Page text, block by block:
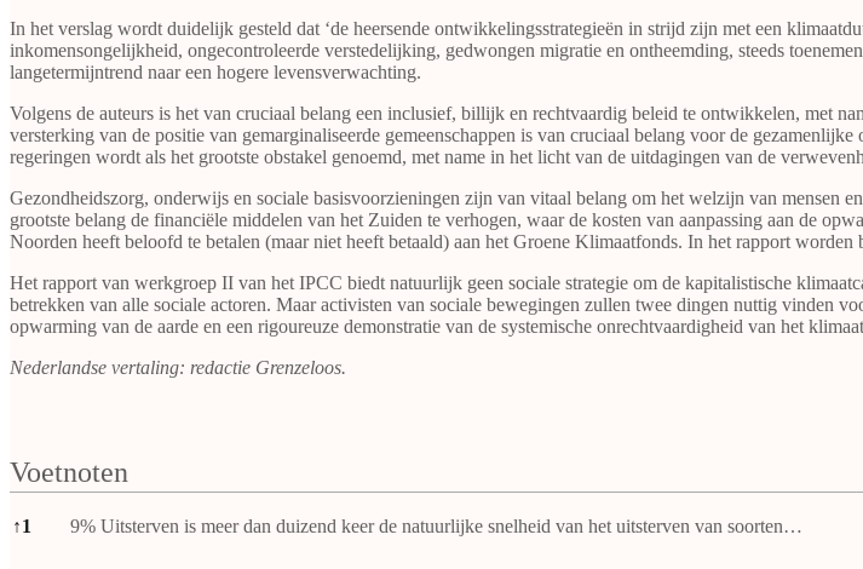
In het verslag wordt duidelijk gesteld dat ‘de heersende ontwikkelingsstrategieën in strijd zijn met een
inkomensongelijkheid, ongecontroleerde verstedelijking, gedwongen migratie en ontheemding, steeds
langetermijntrend naar een hogere levensverwachting.
Volgens de auteurs is het van cruciaal belang een inclusief, billijk en rechtvaardig beleid te ontwikkelen, met
versterking van de positie van gemarginaliseerde gemeenschappen is van cruciaal belang voor de
regeringen wordt als het grootste obstakel genoemd, met name in het licht van de uitdagingen van de
Gezondheidszorg, onderwijs en sociale basisvoorzieningen zijn van vitaal belang om het welzijn van mensen
grootste belang de financiële middelen van het Zuiden te verhogen, waar de kosten van aanpassing aan de
Noorden heeft beloofd te betalen (maar niet heeft betaald) aan het Groene Klimaatfonds. In het rapport
Het rapport van werkgroep II van het IPCC biedt natuurlijk geen sociale strategie om de kapitalistische
betrekken van alle sociale actoren. Maar activisten van sociale bewegingen zullen twee dingen nuttig vinden
opwarming van de aarde en een rigoureuze demonstratie van de systemische onrechtvaardigheid van het
Nederlandse vertaling: redactie Grenzeloos.
Voetnoten
Voetnoten
↑1 9% Uitsterven is meer dan duizend keer de natuurlijke snelheid van het uitsterven van soorten…